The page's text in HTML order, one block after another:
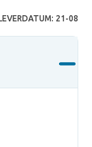
21-08